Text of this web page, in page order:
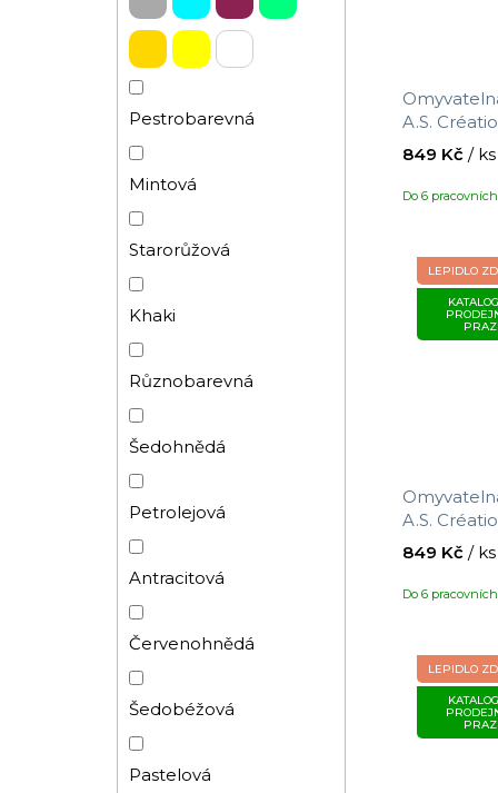
Pestrobarevná
Mintová
Starorůžová
Khaki
Různobarevná
Šedohnědá
Petrolejová
Antracitová
Červenohnědá
Šedobéžová
Pastelová
A.S.
390732 s
10,05 x 0,53
Do 6
849 Kč / ks
LEPIDLO
A.S.
s motivem
Do 6
849 Kč / ks
LEPIDLO